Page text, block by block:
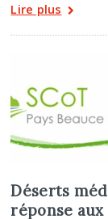
Lire plus
Déserts
réponse